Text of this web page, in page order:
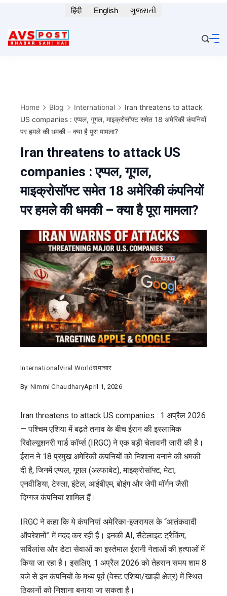
to
content
हिंदी English ગુજરાતી
Home Blog International
Iran threatens to attack
US companies : एप्पल, गूगल, माइक्रोसॉफ्ट समेत 18 अमेरिकी कंपनियों
पर हमले की धमकी – क्या है पूरा मामला?
Iran threatens to attack US
companies : एप्पल, गूगल,
माइक्रोसॉफ्ट समेत 18 अमेरिकी कंपनियों
पर हमले की धमकी – क्या है पूरा मामला?
InternationalViral Worldसमाचार
By Nimmi ChaudharyApril 1, 2026
Iran threatens to attack US companies : 1 अप्रैल 2026
— पश्चिम एशिया में बढ़ते तनाव के बीच ईरान की इस्लामिक
रिवोल्यूशनरी गार्ड कॉर्प्स (IRGC) ने एक बड़ी चेतावनी जारी की है।
ईरान ने 18 प्रमुख अमेरिकी कंपनियों को निशाना बनाने की धमकी
दी है, जिनमें एप्पल, गूगल (अल्फाबेट), माइक्रोसॉफ्ट, मेटा,
एनवीडिया, टेस्ला, इंटेल, आईबीएम, बोइंग और जेपी मॉर्गन जैसी
दिग्गज कंपनियां शामिल हैं।
IRGC ने कहा कि ये कंपनियां अमेरिका-इजरायल के “आतंकवादी
ऑपरेशनों” में मदद कर रही हैं। इनकी AI, सैटेलाइट ट्रैकिंग,
सर्विलांस और डेटा सेवाओं का इस्तेमाल ईरानी नेताओं की हत्याओं में
किया जा रहा है। इसलिए, 1 अप्रैल 2026 को तेहरान समय शाम 8
बजे से इन कंपनियों के मध्य पूर्व (वेस्ट एशिया/खाड़ी क्षेत्र) में स्थित
ठिकानों को निशाना बनाया जा सकता है।